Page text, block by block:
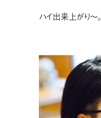
ハイ出来上がり〜。